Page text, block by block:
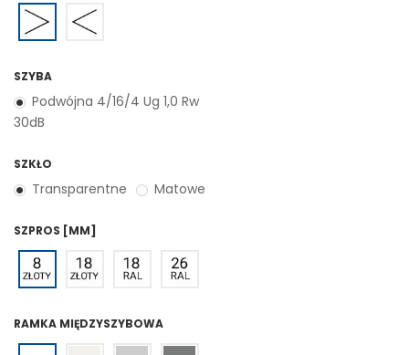
SZYBA
Podwójna 4/16/4 Ug 1,0 Rw
30dB
SZKŁO
Transparentne Matowe
SZPROS [MM]
RAMKA MIĘDZYSZYBOWA